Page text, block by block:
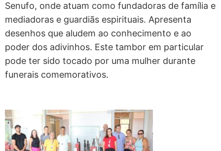
Senufo, onde atuam como fundadoras de família e
mediadoras e guardiãs espirituais. Apresenta
desenhos que aludem ao conhecimento e ao
poder dos adivinhos. Este tambor em particular
pode ter sido tocado por uma mulher durante
funerais comemorativos.